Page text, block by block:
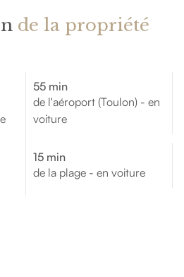
de la propriété
55 min
de l'aéroport (Toulon) - en
voiture
15 min
de la plage - en voiture